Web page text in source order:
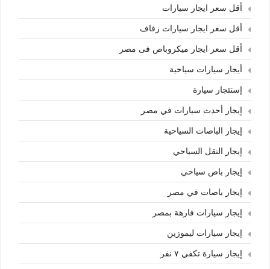
أقل سعر ايجار سيارات
أقل سعر ايجار سيارات زفاف
أقل سعر ايجار ميكروباص فى مصر
أيجار سيارات سياحية
إستئجار سيارة
إيجار أحدث سيارات في مصر
إيجار الباصات السياحية
إيجار النقل السياحي
إيجار باص سياحي
إيجار باصات في مصر
إيجار سيارات فارهة بمصر
إيجار سيارات ليموزين
إيجار سيارة تكفي ٧ نفر